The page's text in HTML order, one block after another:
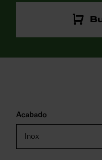
Acabado
Inox